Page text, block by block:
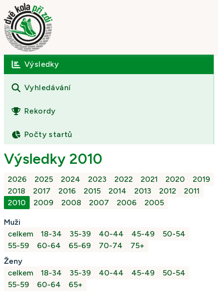
Úvod
O závodě
Výsledky
Fotogalerie
Kontakt
Výsledky
Vyhledávání
Rekordy
Počty startů
Výsledky 2010
2026 2025 2024 2023 2022 2021 2020
2019
2018
2017 2016 2015 2014 2013 2012
2011
2010
2009 2008 2007 2006 2005
Muži
celkem
18-34 35-39 40-44 45-49
50-54
55-59
60-64 65-69 70-74
75+
Ženy
celkem
18-34 35-39 40-44 45-49
50-54
55-59
60-64 65+